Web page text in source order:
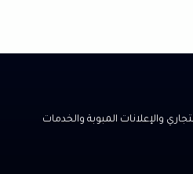
والإعلانات المبوبة والخدمات